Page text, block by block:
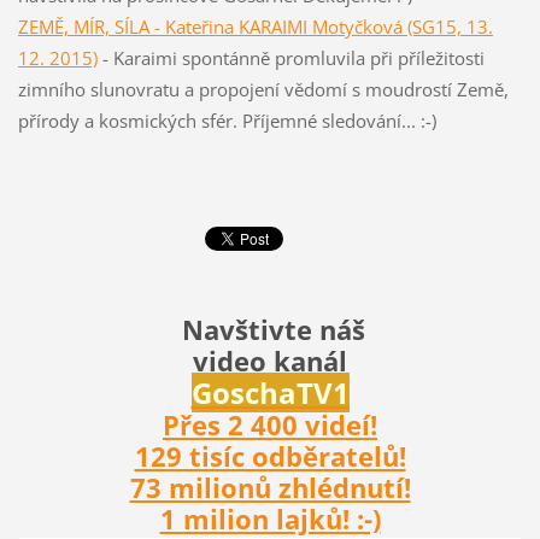
ZEMĚ, MÍR, SÍLA - Kateřina KARAIMI Motyčková (SG15, 13.
12. 2015)- Karaimi spontánně promluvila při příležitosti
zimního slunovratu a propojení vědomí s moudrostí Země,
přírody a kosmických sfér. Příjemné sledování... :-)
Navštivte náš
video kanál
GoschaTV1
Přes 2 400 videí!
129 tisíc odběratelů!
73 milionů zhlédnutí!
1 milion lajků! :-)